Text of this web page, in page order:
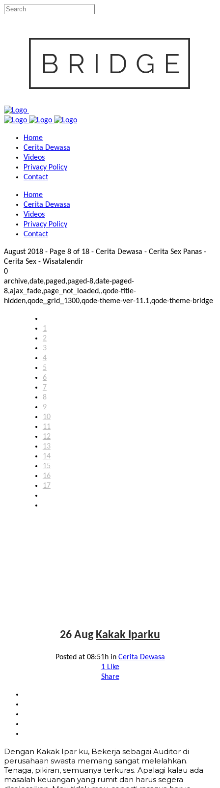
Home
Cerita Dewasa
Videos
Privacy Policy
Contact
Home
Cerita Dewasa
Videos
Privacy Policy
Contact
August 2018 - Page 8 of 18 - Cerita Dewasa - Cerita Sex Panas -
Cerita Sex - Wisatalendir
0
archive,date,paged,paged-8,date-paged-
8,ajax_fade,page_not_loaded,,qode-title-
hidden,qode_grid_1300,qode-theme-ver-11.1,qode-theme-bridge
1
2
3
4
5
6
7
8
9
10
11
12
13
14
15
16
17
26 Aug Kakak Iparku
Posted at 08:51hin Cerita Dewasa
1Like
Share
Dengan Kakak Ipar ku, Bekerja sebagai Auditor di
perusahaan swasta memang sangat melelahkan.
Tenaga, pikiran, semuanya terkuras. Apalagi kalau ada
masalah keuangan yang rumit dan harus segera